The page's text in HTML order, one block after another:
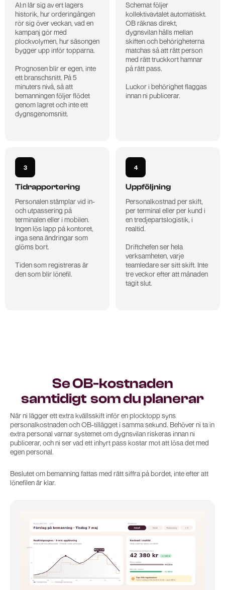
AI:n lär sig av ert lagers
historik, hur orderingången
rör sig över veckan, vad en
kampanj gör med
plockvolymen, hur säsongen
bygger upp inför topparna.
Prognosen blir er egen, inte
ett branschsnitt. På 5
minuters nivå, så att
bemanningen följer flödet
genom lagret och inte ett
dygnsgenomsnitt.
Schemat följer
kollektivavtalet automatiskt.
OB räknas direkt,
dygnsvilan hålls mellan
skiften och behörigheterna
matchas så att rätt person
med rätt truckkort hamnar
på rätt pass.
Luckor i behörighet flaggas
innan ni publicerar.
3
Tidrapportering
Personalen stämplar vid in-
och utpassering på
terminalen eller i mobilen.
Ingen lös lapp på kontoret,
inga sena ändringar som
glöms bort.
Tiden som registreras är
den som blir lönefil.
4
Uppföljning
Personalkostnad per skift,
per terminal eller per kund i
en tredjepartslogistik, i
realtid.
Driftchefen ser hela
verksamheten, varje
teamledare ser sitt skift. Inte
tre veckor efter att månaden
tagit slut.
Se OB-kostnaden
samtidigt som du planerar
När ni lägger ett extra kvällsskift inför en plocktopp syns
personalkostnaden och OB-tillägget i samma sekund. Behöver ni ta in
extra personal varnar systemet om dygnsvilan riskeras innan ni
publicerar, och ni ser vad ett inhyrt pass kostar mot att lösa det med
egen personal.
Beslutet om bemanning fattas med rätt siffra på bordet, inte efter att
lönefilen är klar.